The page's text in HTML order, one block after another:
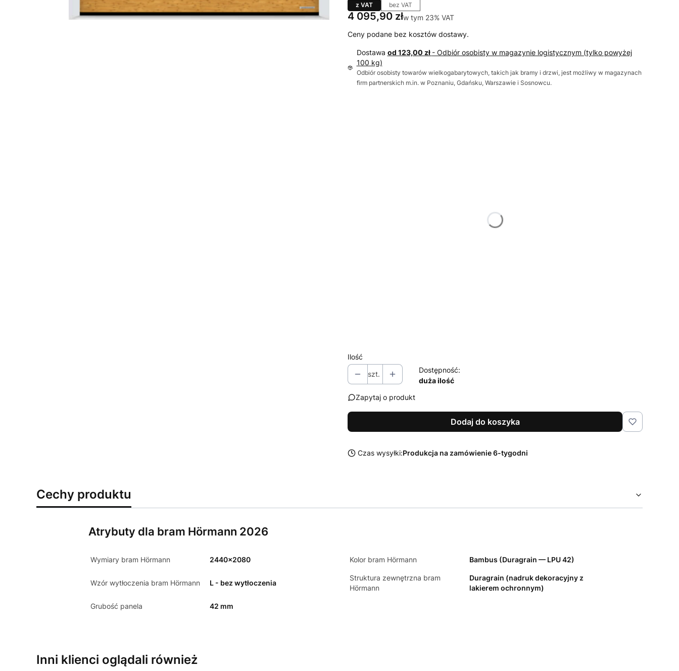
z VAT bez VAT
Cena
4 095,90 złw tym 23% VAT
w tym 23% VAT
Ceny podane bez kosztów dostawy.
Dostawa od 123,00 zł - Odbiór osobisty w magazynie logistycznym (tylko powyżej
100 kg)
Odbiór osobisty towarów wielkogabarytowych, takich jak bramy i drzwi, jest możliwy w magazynach
firm partnerskich m.in. w Poznaniu, Gdańsku, Warszawie i Sosnowcu.
Ilość
szt.
Dostępność:
duża ilość
Zapytaj o produkt
Dodaj do koszyka
Czas wysyłki:Produkcja na zamówienie 6-tygodni
Cechy produktu
Atrybuty dla bram Hörmann 2026
Wymiary bram Hörmann 2440x2080 Kolor bram Hörmann Bambus (Duragrain — LPU 42)
Wzór wytłoczenia bram Hörmann L - bez wytłoczenia
Struktura zewnętrzna bram
Hörmann
Duragrain (nadruk dekoracyjny z
lakierem ochronnym)
Grubość panela 42 mm
Inni klienci oglądali również